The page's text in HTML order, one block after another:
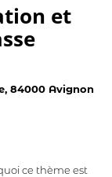
et
84000 Avignon
ce thème est